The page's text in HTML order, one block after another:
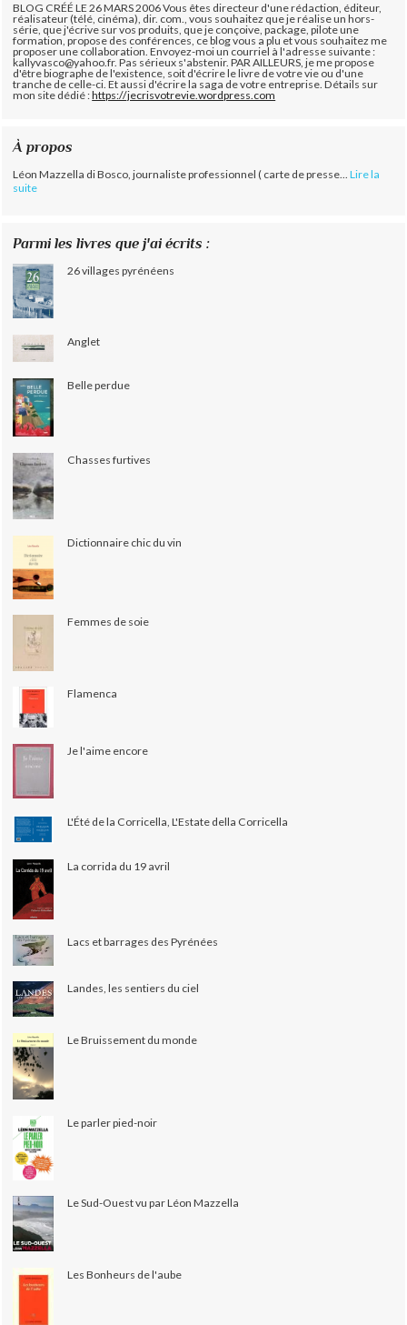
BLOG CRÉÉ LE 26 MARS 2006 Vous êtes directeur d'une rédaction, éditeur,
réalisateur (télé, cinéma), dir. com., vous souhaitez que je réalise un hors-
série, que j'écrive sur vos produits, que je conçoive, package, pilote une
formation, propose des conférences, ce blog vous a plu et vous souhaitez me
proposer une collaboration. Envoyez-moi un courriel à l'adresse suivante :
kallyvasco@yahoo.fr. Pas sérieux s'abstenir. PAR AILLEURS, je me propose
d'être biographe de l'existence, soit d'écrire le livre de votre vie ou d'une
tranche de celle-ci. Et aussi d'écrire la saga de votre entreprise. Détails sur
mon site dédié :https://jecrisvotrevie.wordpress.com
À propos
Léon Mazzella di Bosco, journaliste professionnel ( carte de presse... Lire la
suite
Parmi les livres que j'ai écrits :
26 villages pyrénéens
Anglet
Belle perdue
Chasses furtives
Dictionnaire chic du vin
Femmes de soie
Flamenca
Je l'aime encore
L'Été de la Corricella, L'Estate della Corricella
La corrida du 19 avril
Lacs et barrages des Pyrénées
Landes, les sentiers du ciel
Le Bruissement du monde
Le parler pied-noir
Le Sud-Ouest vu par Léon Mazzella
Les Bonheurs de l'aube